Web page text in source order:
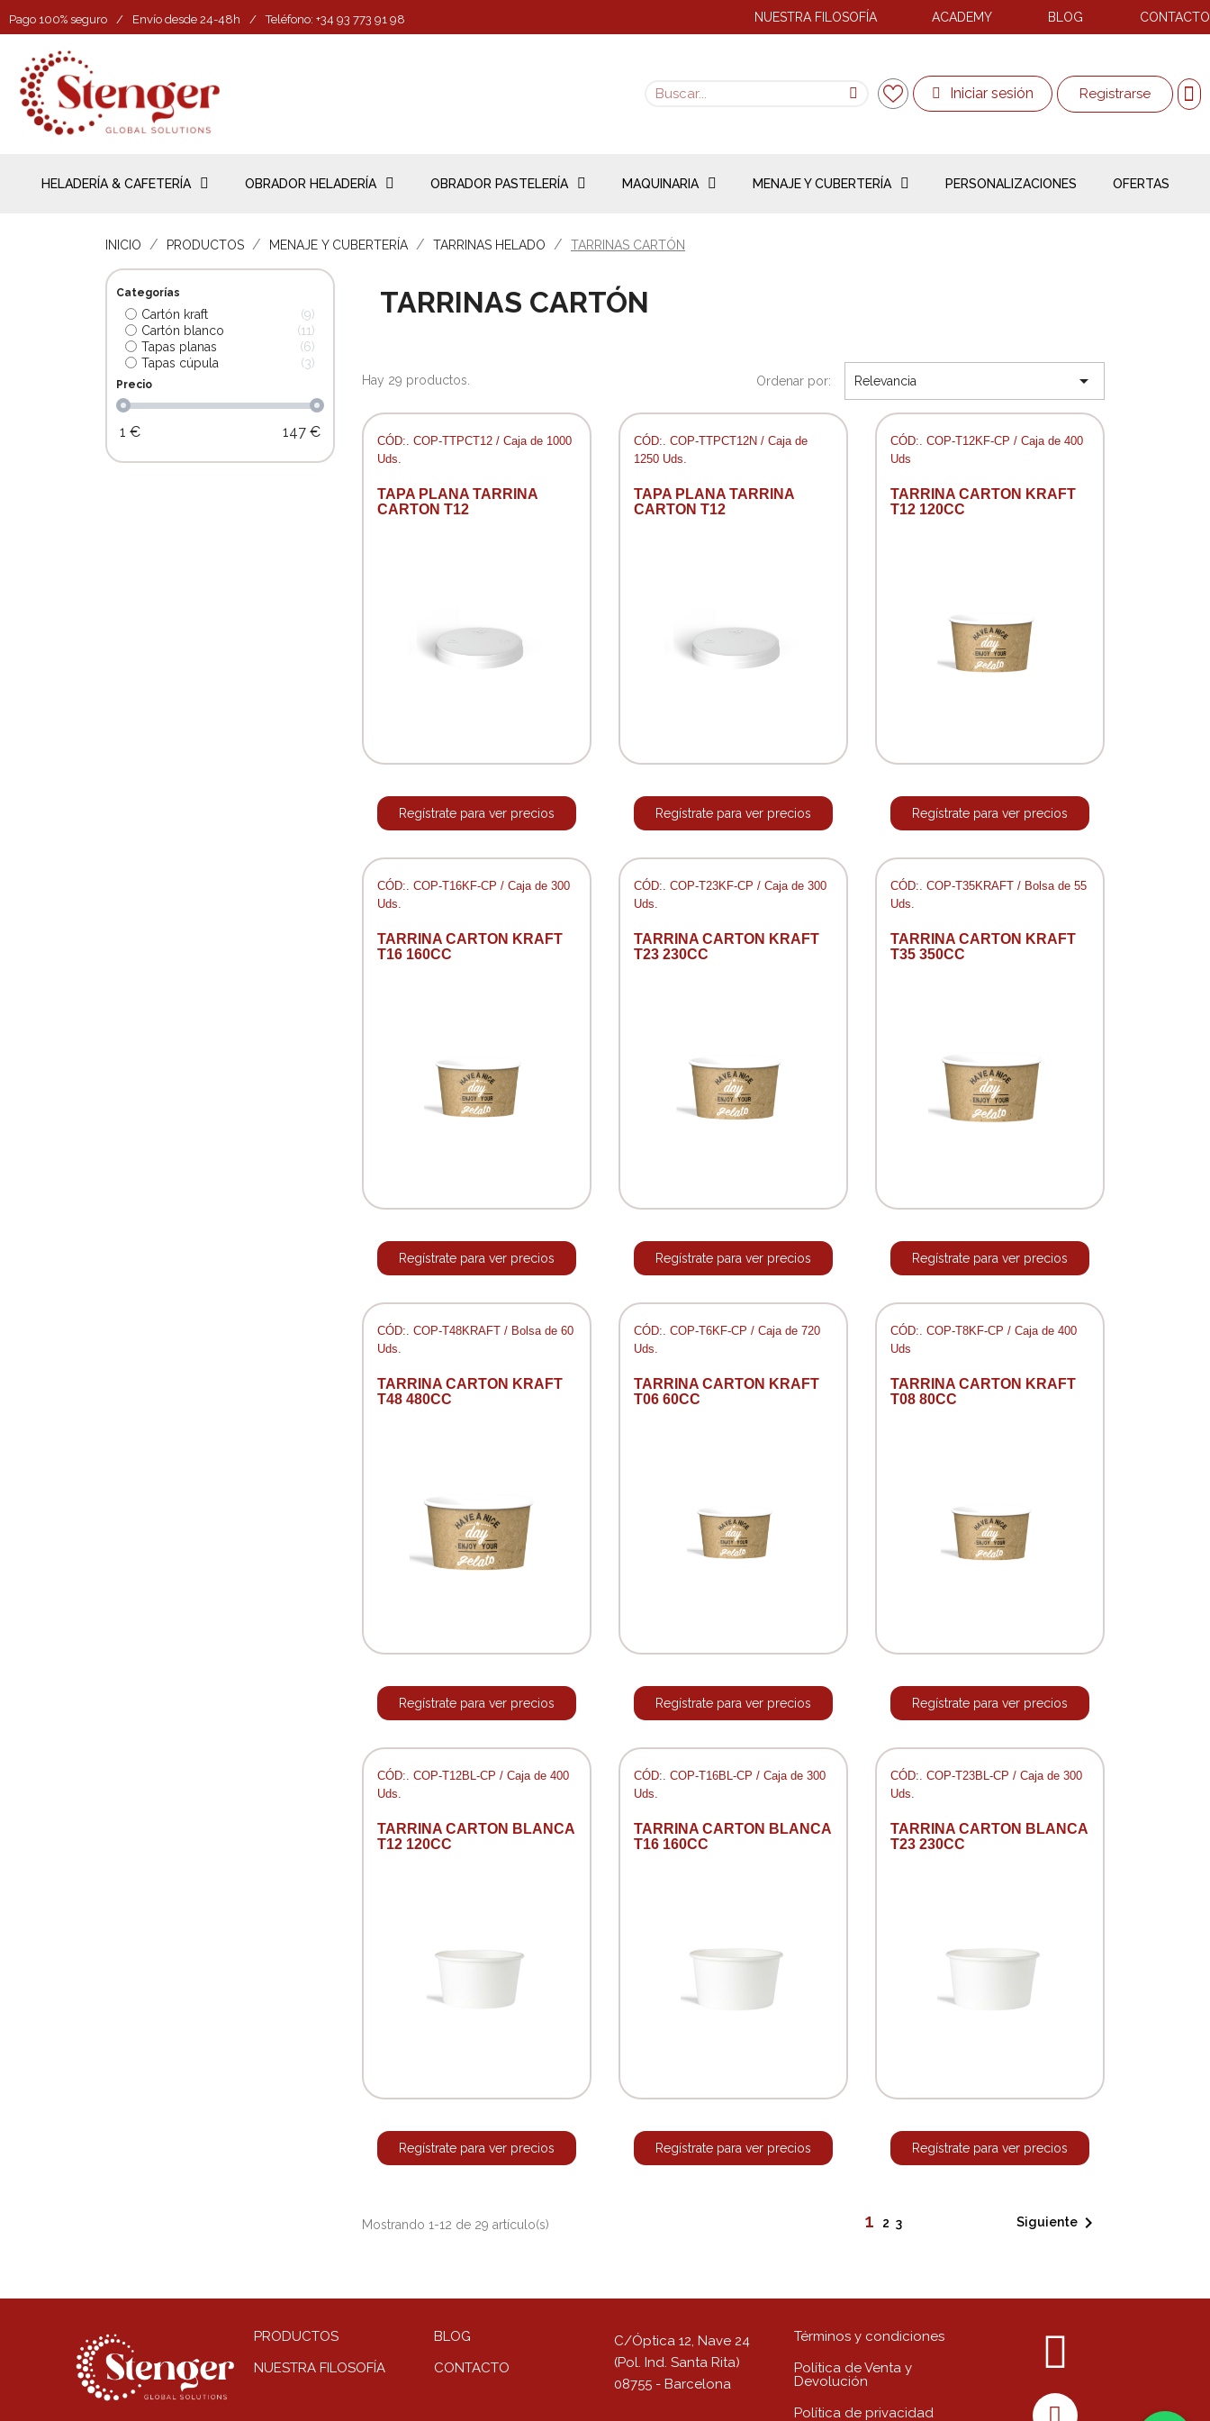
Pago 100% seguro / Envío desde 24-48h / Teléfono: +34 93 773 91 98 NUESTRA FILOSOFÍA ACADEMY BLOG CONTACTO
Iniciar sesión Registrarse
HELADERÍA & CAFETERÍA OBRADOR HELADERÍA OBRADOR PASTELERÍA MAQUINARIA MENAJE Y CUBERTERÍA PERSONALIZACIONES OFERTAS
INICIO PRODUCTOS MENAJE Y CUBERTERÍA TARRINAS HELADO TARRINAS CARTÓN
Categorías
Cartón kraft
9
Cartón blanco
11
Tapas planas
6
Tapas cúpula
3
Precio
1 € 147 €
TARRINAS CARTÓN
Hay 29 productos. Ordenar por: Relevancia 
CÓD:. COP-TTPCT12 / Caja de 1000
Uds.
TAPA PLANA TARRINA
CARTON T12
Regístrate para ver precios
CÓD:. COP-TTPCT12N / Caja de
1250 Uds.
TAPA PLANA TARRINA
CARTON T12
Regístrate para ver precios
CÓD:. COP-T12KF-CP / Caja de 400
Uds
TARRINA CARTON KRAFT
T12 120CC
Regístrate para ver precios
CÓD:. COP-T16KF-CP / Caja de 300
Uds.
TARRINA CARTON KRAFT
T16 160CC
Regístrate para ver precios
CÓD:. COP-T23KF-CP / Caja de 300
Uds.
TARRINA CARTON KRAFT
T23 230CC
Regístrate para ver precios
CÓD:. COP-T35KRAFT / Bolsa de 55
Uds.
TARRINA CARTON KRAFT
T35 350CC
Regístrate para ver precios
CÓD:. COP-T48KRAFT / Bolsa de 60
Uds.
TARRINA CARTON KRAFT
T48 480CC
Regístrate para ver precios
CÓD:. COP-T6KF-CP / Caja de 720
Uds.
TARRINA CARTON KRAFT
T06 60CC
Regístrate para ver precios
CÓD:. COP-T8KF-CP / Caja de 400
Uds
TARRINA CARTON KRAFT
T08 80CC
Regístrate para ver precios
CÓD:. COP-T12BL-CP / Caja de 400
Uds.
TARRINA CARTON BLANCA
T12 120CC
Regístrate para ver precios
CÓD:. COP-T16BL-CP / Caja de 300
Uds.
TARRINA CARTON BLANCA
T16 160CC
Regístrate para ver precios
CÓD:. COP-T23BL-CP / Caja de 300
Uds.
TARRINA CARTON BLANCA
T23 230CC
Regístrate para ver precios
Mostrando 1-12 de 29 artículo(s) 1 2 3 Siguiente
PRODUCTOS
NUESTRA FILOSOFÍA
BLOG
CONTACTO
C/Óptica 12, Nave 24
(Pol. Ind. Santa Rita)
08755 - Barcelona
Términos y condiciones
Política de Venta y
Devolución
Política de privacidad